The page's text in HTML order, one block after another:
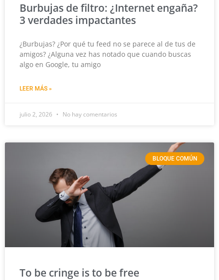
Burbujas de filtro: ¿Internet engaña?
3 verdades impactantes
¿Burbujas? ¿Por qué tu feed no se parece al de tus de
amigos? ¿Alguna vez has notado que cuando buscas
algo en Google, tu amigo
LEER MÁS »
julio 2, 2026 No hay comentarios
BLOQUE COMÚN
To be cringe is to be free